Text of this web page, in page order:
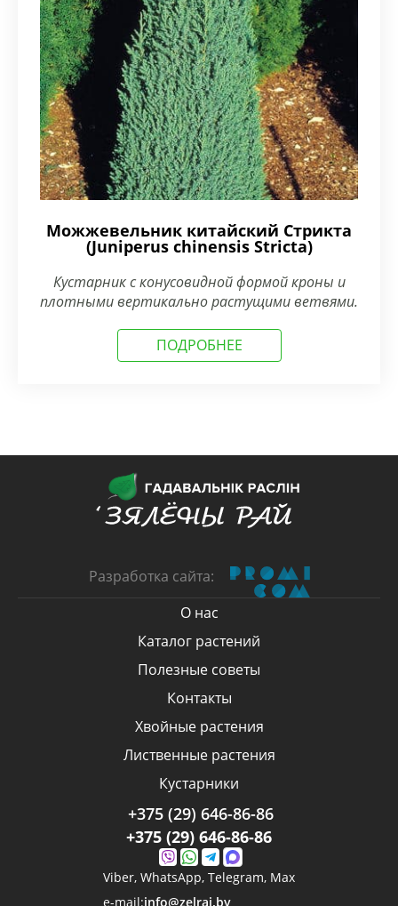
Можжевельник китайский Стрикта
(Juniperus chinensis Stricta)
Кустарник с конусовидной формой кроны и
плотными вертикально растущими ветвями.
ПОДРОБНЕЕ
Разработка сайта:
О нас
Каталог растений
Полезные советы
Контакты
Хвойные растения
Лиственные растения
Кустарники
+375 (29) 646-86-86
+375 (29) 646-86-86
Viber, WhatsApp, Telegram, Max
e-mail:info@zelrai.by